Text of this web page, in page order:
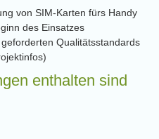
von SIM-Karten fürs Handy
des Einsatzes
Qualitätsstandards
enthalten sind